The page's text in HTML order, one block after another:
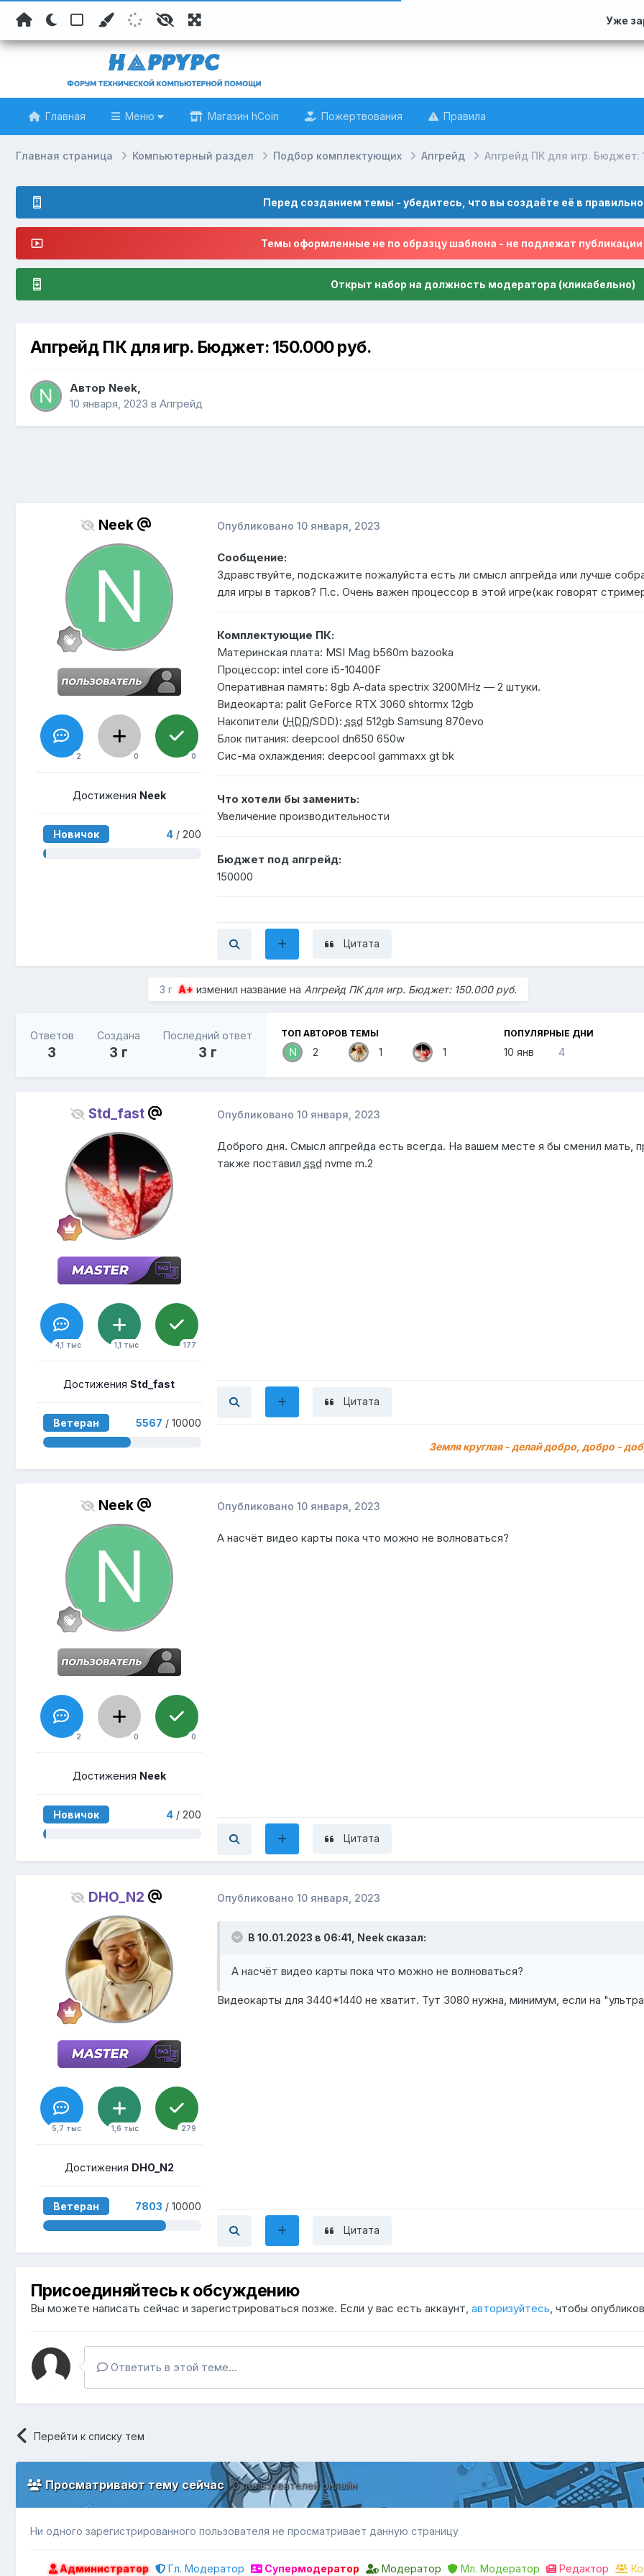
Уже
Главная Меню Магазин hCoin Пожертвования Правила
Главная страница Компьютерный раздел Подбор комплектующих Апгрейд Апгрейд ПК для игр. Бюджет:
Перед созданием темы - убедитесь, что вы создаёте её в
Темы оформленные не по образцу шаблона - не подлежат
Открыт набор на должность модератора (кликабельно)
Апгрейд ПК для игр. Бюджет: 150.000 руб.
Автор Neek,
10 января, 2023 в Апгрейд
Neek
2 0 0
Достижения Neek
Новичок 4/ 200
Опубликовано 10 января, 2023
Сообщение:
Здравствуйте, подскажите пожалуйста есть ли смысл апгрейда или лучше
для игры в тарков? П.с. Очень важен процессор в этой игре(как говорят
Комплектующие ПК:
Материнская плата: MSI Mag b560m bazooka
Процессор: intel core i5-10400F
Оперативная память: 8gb A-data spectrix 3200MHz — 2 штуки.
Видеокарта: palit GeForce RTX 3060 shtormx 12gb
Накопители (HDD/SDD): ssd 512gb Samsung 870evo
Блок питания: deepcool dn650 650w
Сис-ма охлаждения: deepcool gammaxx gt bk
Что хотели бы заменить:
Увеличение производительности
Бюджет под апгрейд:
150000
Цитата
3 г A+изменил название на Апгрейд ПК для игр. Бюджет: 150.000 руб.
Ответов
3
Создана
3 г
Последний ответ
3 г
ТОП АВТОРОВ ТЕМЫ
2 1 1
ПОПУЛЯРНЫЕ ДНИ
10 янв 4
Std_fast
4,1 тыс 1,1 тыс 177
ДостиженияStd_fast
Ветеран 5567 / 10000
Опубликовано 10 января, 2023
Доброго дня. Смысл апгрейда есть всегда. На вашем месте я бы сменил мать,
также поставил ssd nvme m.2
Цитата
Земля круглая - делай добро, добро -
Neek
2 0 0
Достижения Neek
Новичок 4/ 200
Опубликовано 10 января, 2023
А насчёт видео карты пока что можно не волноваться?
Цитата
DHO_N2
5,7 тыс 1,6 тыс 279
Достижения DHO_N2
Ветеран 7803 / 10000
Опубликовано 10 января, 2023
В 10.01.2023 в 06:41, Neekсказал:
А насчёт видео карты пока что можно не волноваться?
Видеокарты для 3440*1440 не хватит. Тут 3080 нужна, минимум, если на
Цитата
Присоединяйтесь к обсуждению
Вы можете написать сейчас и зарегистрироваться позже. Если у вас есть аккаунт, авторизуйтесь , чтобы
Ответить в этой теме...
Перейти к списку тем
Просматривают тему сейчас0 пользователей онлайн
Ни одного зарегистрированного пользователя не просматривает данную страницу
Администратор Гл. Модератор Супермодератор Модератор Мл. Модератор Редактор